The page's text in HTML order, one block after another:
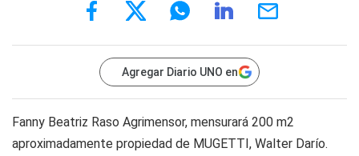
Agregar Diario UNO en
Fanny Beatriz Raso Agrimensor, mensurará 200 m2
aproximadamente propiedad de MUGETTI, Walter Darío.